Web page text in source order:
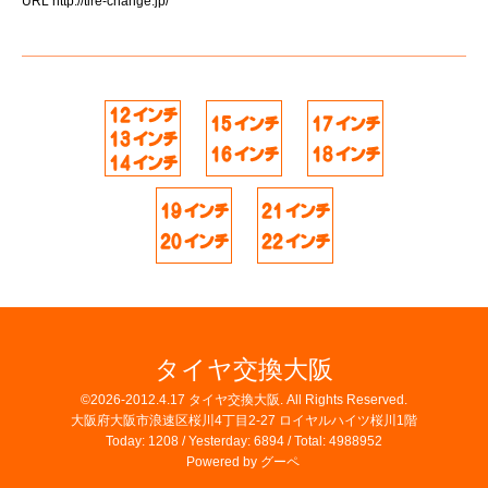
タイヤ交換大阪
©2026-2012.4.17 タイヤ交換大阪 . All Rights Reserved.
大阪府大阪市浪速区桜川4丁目2-27 ロイヤルハイツ桜川1階
Today: 1208 / Yesterday: 6894 / Total: 4988952
Powered by グーペ